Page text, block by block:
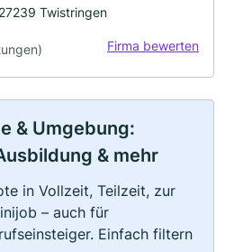
Twistringen
Firma bewerten
& Umgebung:
& mehr
in Vollzeit, Teilzeit, zur
– auch für
Einfach filtern